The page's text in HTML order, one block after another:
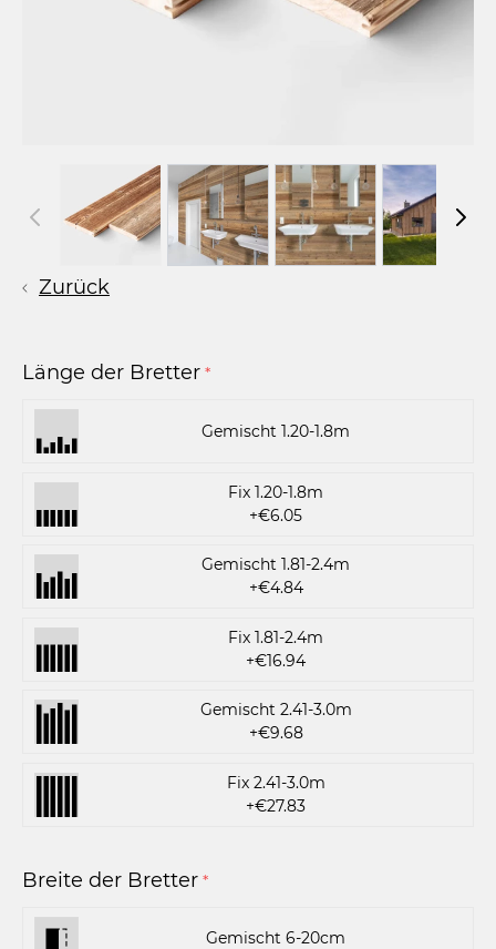
Zurück
Länge der Bretter *
Gemischt 1.20-1.8m
Fix 1.20-1.8m
+€6.05
Gemischt 1.81-2.4m
+€4.84
Fix 1.81-2.4m
+€16.94
Gemischt 2.41-3.0m
+€9.68
Fix 2.41-3.0m
+€27.83
Breite der Bretter *
Gemischt 6-20cm